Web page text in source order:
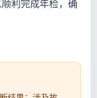
利完成年检，确